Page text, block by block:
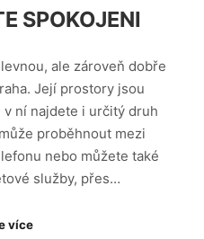
SPOKOJENI
ale zároveň dobře
Její prostory jsou
ní najdete i určitý druh
proběhnout mezi
nebo můžete také
služby, přes…
více